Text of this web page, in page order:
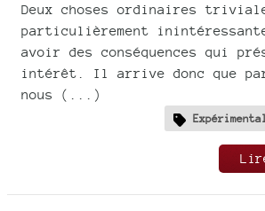
Deux choses ordinaires
particulièrement
avoir des conséquences qui
intérêt. Il arrive donc que
nous (...)
Expérimental